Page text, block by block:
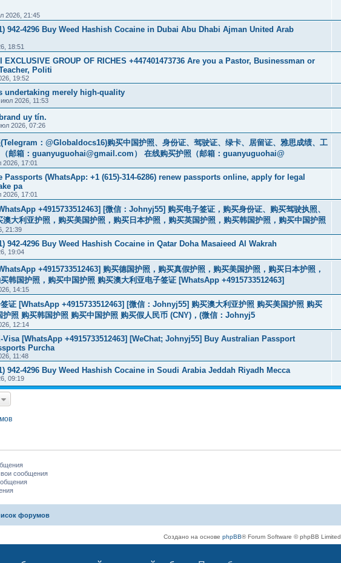
2026, 21:45
942-4296 Buy Weed Hashish Cocaine in Dubai Abu Dhabi Ajman United Arab
18:51
EXCLUSIVE GROUP OF RICHES +447401473736 Are you a Pastor, Businessman or
Politi
19:52
undertaking merely high-quality
2026, 11:53
uy tín.
2026, 07:26
：@Globaldocs16)购买中国护照、身份证、驾驶证、绿卡、居留证、雅思成绩、工
邮箱： guanyuguohai@gmail.com ） 在线购买护照（邮箱：guanyuguohai@
2026, 17:01
Passports (WhatsApp: +1 (615)-314-6286) renew passports online, apply for legal
pa
2026, 17:01
+4915733512463] [微信：Johnyj55] 购买电子签证，购买身份证、购买驾驶执照、
澳大利亚护照，购买美国护照，购买日本护照，购买英国护照，购买韩国护照，购买中国护照
21:39
942-4296 Buy Weed Hashish Cocaine in Qatar Doha Masaieed Al Wakrah
19:04
+4915733512463] 购买德国护照，购买真假护照，购买美国护照，购买日本护照，
韩国护照，购买中国护照 购买澳大利亚电子签证 [WhatsApp +4915733512463]
14:15
证 [WhatsApp +4915733512463] [微信：Johnyj55] 购买澳大利亚护照 购买美国护照 购买
护照 购买韩国护照 购买中国护照 购买假人民币 (CNY)，(微信：Johnyj5
12:14
[WhatsApp +4915733512463] [WeChat; Johnyj55] Buy Australian Passport
Purcha
11:48
942-4296 Buy Weed Hashish Cocaine in Soudi Arabia Jeddah Riyadh Mecca
09:19
сообщения
форумов
Создано на основе phpBB® Forum Software © phpBB Limited